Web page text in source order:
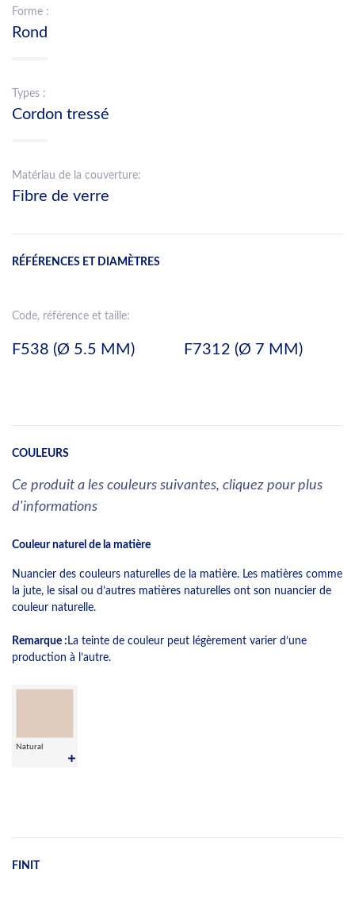
Forme :
Rond
Types :
Cordon tressé
Matériau de la couverture:
Fibre de verre
RÉFÉRENCES ET DIAMÈTRES
Code, référence et taille:
F538 (Ø 5.5 MM) F7312 (Ø 7 MM)
COULEURS
Ce produit a les couleurs suivantes, cliquez pour plus
d'informations
Couleur naturel de la matière
Nuancier des couleurs naturelles de la matière. Les matières comme
la jute, le sisal ou d’autres matières naturelles ont son nuancier de
couleur naturelle.
Remarque : La teinte de couleur peut légèrement varier d’une
production à l’autre.
Natural
FINIT